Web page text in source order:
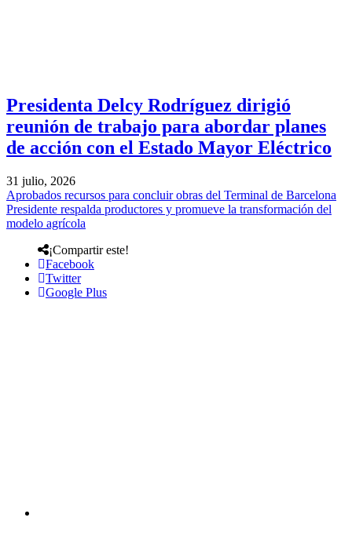
Presidenta Delcy Rodríguez dirigió
reunión de trabajo para abordar planes
de acción con el Estado Mayor Eléctrico
31 julio, 2026
Aprobados recursos para concluir obras del Terminal de Barcelona
Presidente respalda productores y promueve la transformación del
modelo agrícola
¡Compartir este!
Facebook
Twitter
Google Plus